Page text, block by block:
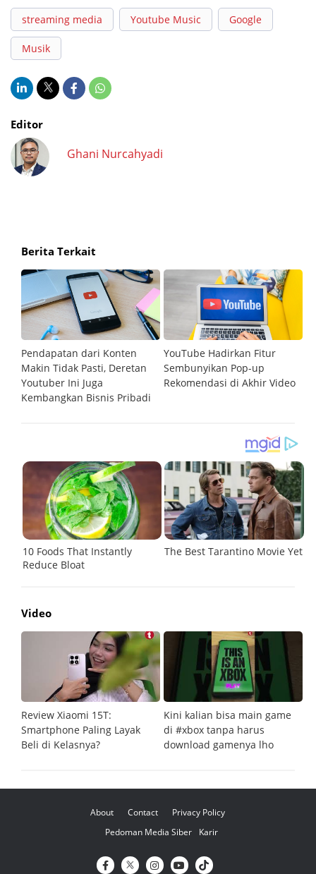
streaming media Youtube Music Google
Musik
Editor
Ghani Nurcahyadi
Berita Terkait
Pendapatan dari Konten
Makin Tidak Pasti, Deretan
Youtuber Ini Juga
Kembangkan Bisnis Pribadi
YouTube Hadirkan Fitur
Sembunyikan Pop-up
Rekomendasi di Akhir Video
Video
Review Xiaomi 15T:
Smartphone Paling Layak
Beli di Kelasnya?
Kini kalian bisa main game
di #xbox tanpa harus
download gamenya lho
About Contact
Privacy Policy
Pedoman Media Siber
Karir